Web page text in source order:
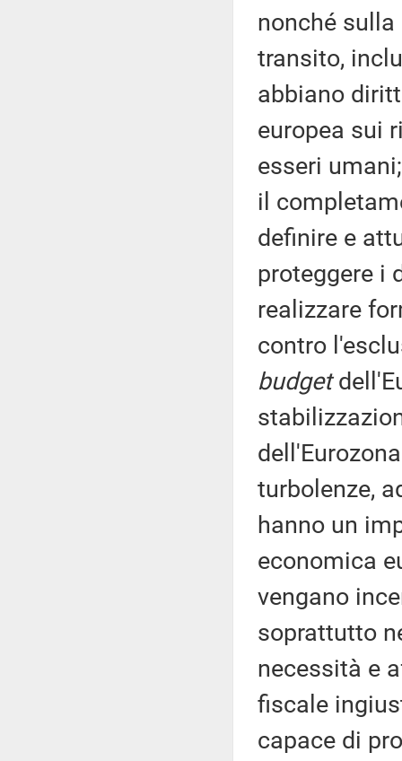
nonché
transito,
abbiano
europea sui
esseri
il
definire e
proteggere i
realizzare
contro
budget
turbolenze,
hanno un
economica
vengano
soprattutto
necessità e
fiscale
capace di